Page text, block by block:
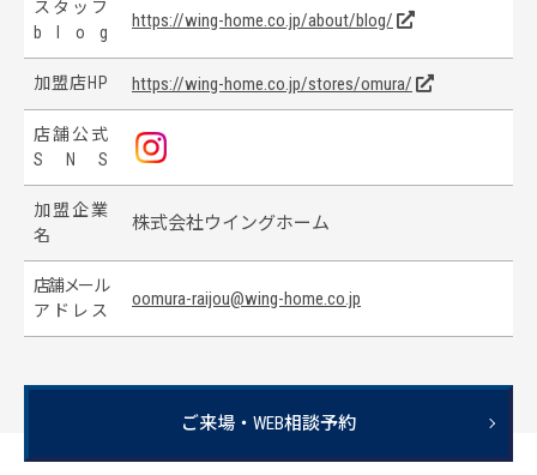
ス タ ッ フ
b
o g
https://wing-home.co.jp/about/blog/
加盟店H P https://wing-home.co.jp/stores/omura/
店舗 公式
S
N S
加盟 企業
名
株式会社ウイングホーム
店舗メール
ア ド レ ス
oomura-raijou@wing-home.co.jp
ご来場・WEB相談予約